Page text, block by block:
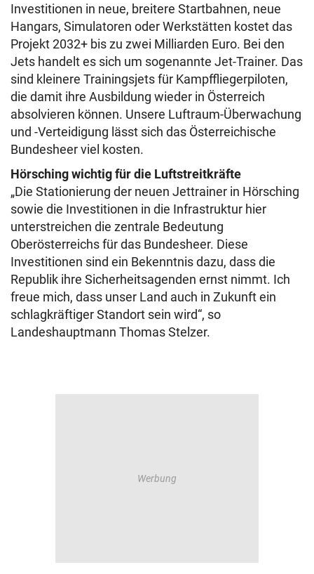
Investitionen in neue, breitere Startbahnen, neue
Hangars, Simulatoren oder Werkstätten kostet das
Projekt 2032+ bis zu zwei Milliarden Euro. Bei den
Jets handelt es sich um sogenannte Jet-Trainer. Das
sind kleinere Trainingsjets für Kampffliegerpiloten,
die damit ihre Ausbildung wieder in Österreich
absolvieren können. Unsere Luftraum-Überwachung
und -Verteidigung lässt sich das Österreichische
Bundesheer viel kosten.
Hörsching wichtig für die Luftstreitkräfte
„Die Stationierung der neuen Jettrainer in Hörsching
sowie die Investitionen in die Infrastruktur hier
unterstreichen die zentrale Bedeutung
Oberösterreichs für das Bundesheer. Diese
Investitionen sind ein Bekenntnis dazu, dass die
Republik ihre Sicherheitsagenden ernst nimmt. Ich
freue mich, dass unser Land auch in Zukunft ein
schlagkräftiger Standort sein wird“, so
Landeshauptmann Thomas Stelzer.